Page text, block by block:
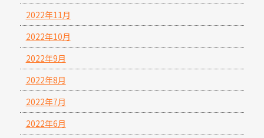
2022年11月
2022年10月
2022年9月
2022年8月
2022年7月
2022年6月